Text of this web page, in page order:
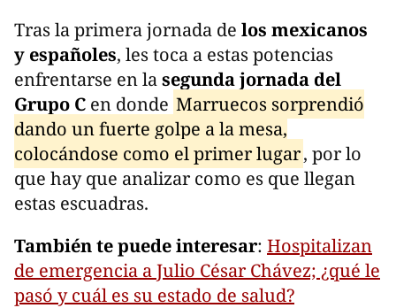
Tras la primera jornada de los mexicanos
y españoles, les toca a estas potencias
enfrentarse en lasegunda jornada del
Grupo C en donde Marruecos sorprendió
dando un fuerte golpe a la mesa,
colocándose como el primer lugar, por lo
que hay que analizar como es que llegan
estas escuadras.
También te puede interesar: Hospitalizan
de emergencia a Julio César Chávez; ¿qué le
pasó y cuál es su estado de salud?